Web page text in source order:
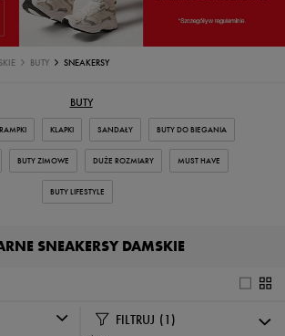
BUTY SNEAKERSY
BUTY
KLAPKI SANDAŁY BUTY DO BIEGANIA
BUTY ZIMOWE DUŻE ROZMIARY MUST HAVE
BUTY LIFESTYLE
SNEAKERSY DAMSKIE
FILTRUJ (1)